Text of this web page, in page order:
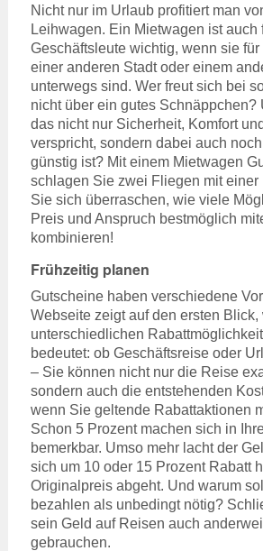
Nicht nur im Urlaub profitiert man
Leihwagen. Ein Mietwagen ist auch
Geschäftsleute wichtig, wenn sie für
einer anderen Stadt oder einem
unterwegs sind. Wer freut sich bei
nicht über ein gutes Schnäppchen?
das nicht nur Sicherheit, Komfort
verspricht, sondern dabei auch
günstig ist? Mit einem Mietwagen
schlagen Sie zwei Fliegen mit einer
Sie sich überraschen, wie viele
Preis und Anspruch bestmöglich
kombinieren!
Frühzeitig planen
Gutscheine haben verschiedene
Webseite zeigt auf den ersten Blick,
unterschiedlichen
bedeutet: ob Geschäftsreise oder
– Sie können nicht nur die Reise
sondern auch die entstehenden
wenn Sie geltende Rabattaktionen
Schon 5 Prozent machen sich in
bemerkbar. Umso mehr lacht der
sich um 10 oder 15 Prozent Rabatt
Originalpreis abgeht. Und warum
bezahlen als unbedingt nötig?
sein Geld auf Reisen auch
gebrauchen.